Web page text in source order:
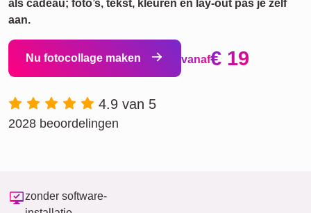
als cadeau; foto’s, tekst, kleuren en lay-out pas je zelf
aan.
Nu fotocollage maken vanaf€ 19
4.9 van 5
2028 beoordelingen
zonder software-